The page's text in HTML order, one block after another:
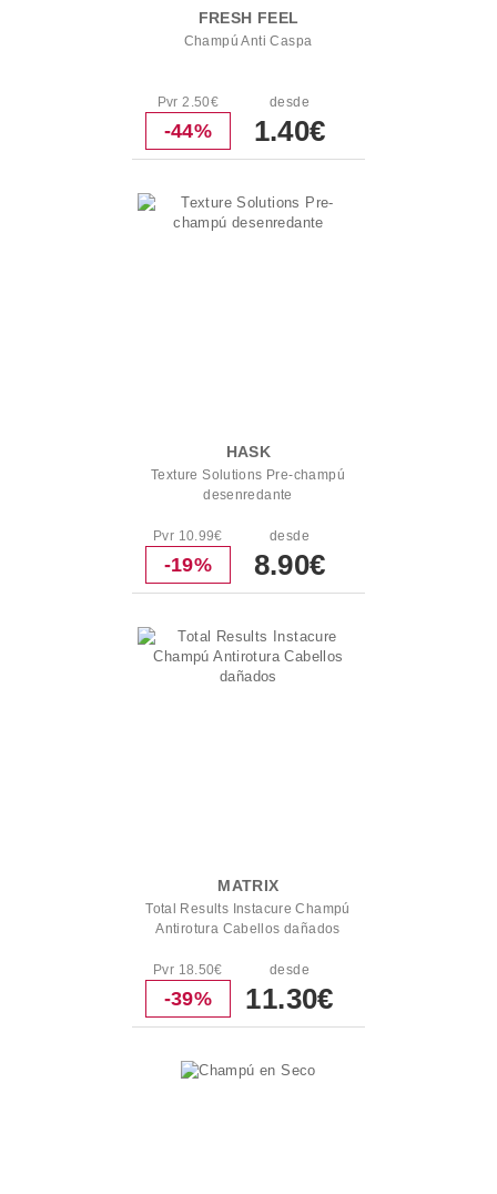
FRESH FEEL
Champú Anti Caspa
Pvr 2.50€
-44%
desde
1.40€
HASK
Texture Solutions Pre-champú
desenredante
Pvr 10.99€
-19%
desde
8.90€
MATRIX
Total Results Instacure Champú
Antirotura Cabellos dañados
Pvr 18.50€
-39%
desde
11.30€